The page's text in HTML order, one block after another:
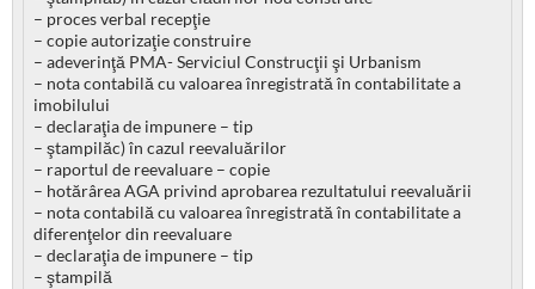
– proces verbal recepţie
– copie autorizaţie construire
– adeverinţă PMA- Serviciul Construcţii şi Urbanism
– nota contabilă cu valoarea înregistrată în contabilitate a
imobilului
– declaraţia de impunere – tip
– ştampilăc) în cazul reevaluărilor
– raportul de reevaluare – copie
– hotărârea AGA privind aprobarea rezultatului reevaluării
– nota contabilă cu valoarea înregistrată în contabilitate a
diferenţelor din reevaluare
– declaraţia de impunere – tip
– ştampilă